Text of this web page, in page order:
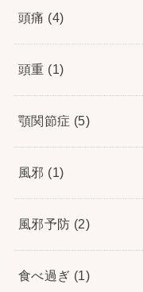
頭痛 (4)
頭重 (1)
顎関節症 (5)
風邪 (1)
風邪予防 (2)
食べ過ぎ (1)